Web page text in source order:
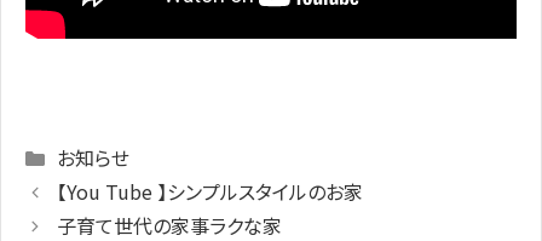
Categories
お知らせ
【You Tube 】シンプルスタイルのお家
子育て世代の家事ラクな家